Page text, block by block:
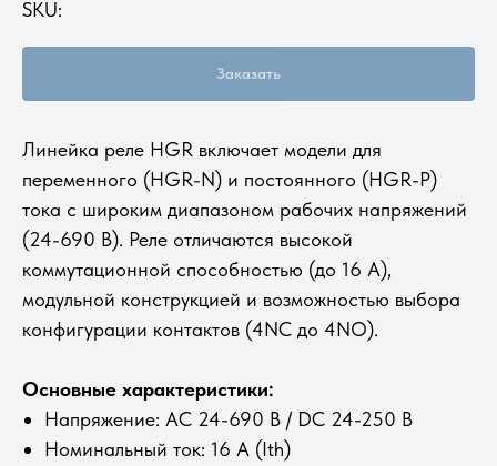
SKU:
Заказать
Линейка реле HGR включает модели для
переменного (HGR-N) и постоянного (HGR-P)
тока с широким диапазоном рабочих напряжений
(24-690 В). Реле отличаются высокой
коммутационной способностью (до 16 А),
модульной конструкцией и возможностью выбора
конфигурации контактов (4NC до 4NO).
Основные характеристики:
Напряжение: AC 24-690 В / DC 24-250 В
Номинальный ток: 16 А (Ith)